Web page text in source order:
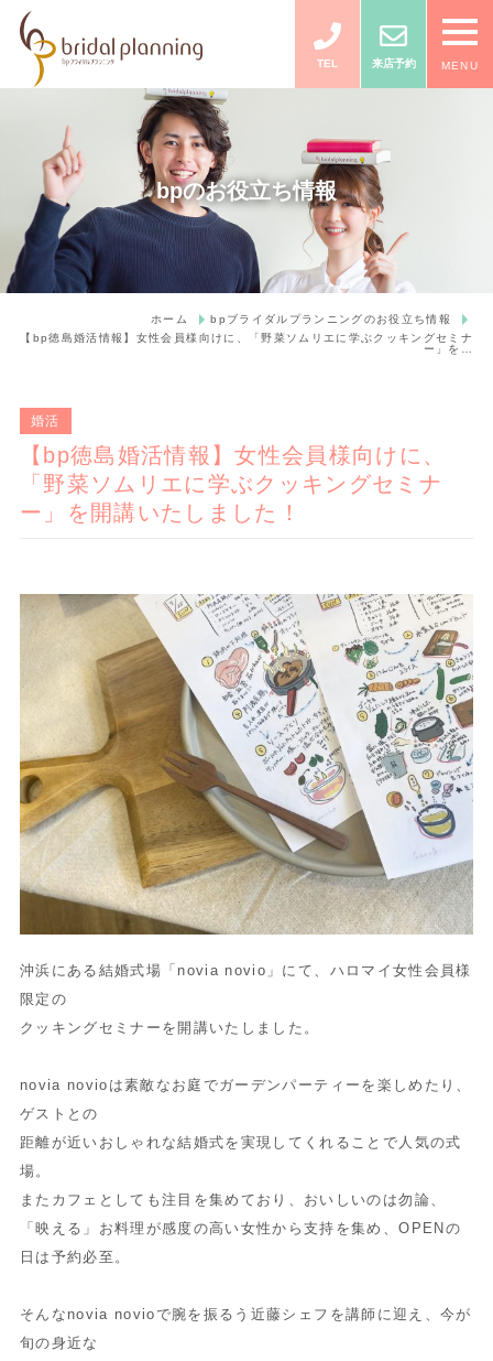
TEL 来店予約 MENU
bpのお役立ち情報
ホーム
bpブライダルプランニングのお役立ち情報
【bp徳島婚活情報】女性会員様向けに、「野菜ソムリエに学ぶクッキングセミナ
ー」を…
婚活
【bp徳島婚活情報】女性会員様向けに、
「野菜ソムリエに学ぶクッキングセミナ
ー」を開講いたしました！
沖浜にある結婚式場「novia novio」にて、ハロマイ女性会員様
限定の
クッキングセミナーを開講いたしました。
novia novioは素敵なお庭でガーデンパーティーを楽しめたり、
ゲストとの
距離が近いおしゃれな結婚式を実現してくれることで人気の式
場。
またカフェとしても注目を集めており、おいしいのは勿論、
「映える」お料理が感度の高い女性から支持を集め、OPENの
日は予約必至。
そんなnovia novioで腕を振るう近藤シェフを講師に迎え、今が
旬の身近な